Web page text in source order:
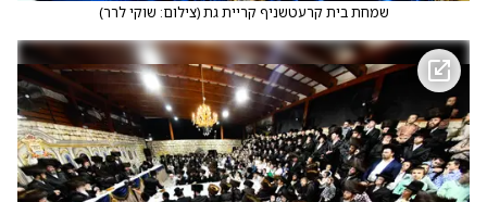
שמחת בית קרעטשניף קריית גת(צילום: שוקי לרר)